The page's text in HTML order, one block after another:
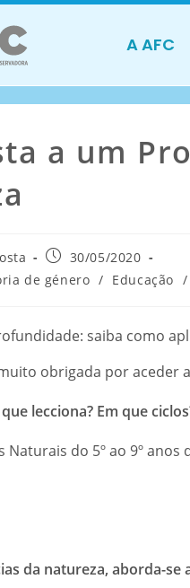
A AFC
a um
30/05/2020
de género / Educação /
obrigada por aceder
lecciona? Em que
Naturais do 5º ao 9º anos
da natureza, aborda-se